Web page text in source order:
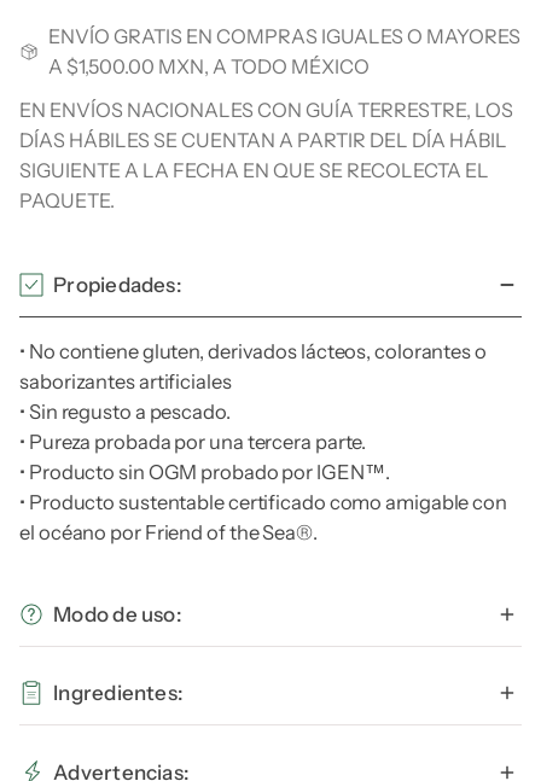
ENVÍO GRATIS EN COMPRAS IGUALES O MAYORES
A $1,500.00 MXN, A TODO MÉXICO
EN ENVÍOS NACIONALES CON GUÍA TERRESTRE, LOS
DÍAS HÁBILES SE CUENTAN A PARTIR DEL DÍA HÁBIL
SIGUIENTE A LA FECHA EN QUE SE RECOLECTA EL
PAQUETE.
Propiedades:
• No contiene gluten, derivados lácteos, colorantes o
saborizantes artificiales
• Sin regusto a pescado.
• Pureza probada por una tercera parte.
• Producto sin OGM probado por IGEN™.
• Producto sustentable certificado como amigable con
el océano por Friend of the Sea®.
Modo de uso:
Se recomienda tomar 2 cápsulas blandas al día con una
comida, o lo que indique tu profesional de la salud.
Ingredientes:
Aceite purificado de pescado (anchoas y sardinas),
Advertencias: